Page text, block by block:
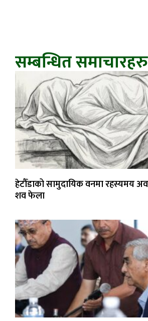
सम्बन्धित समाचारहरु
हेटौँडाको सामुदायिक वनमा रहस्यमय
शव फेला